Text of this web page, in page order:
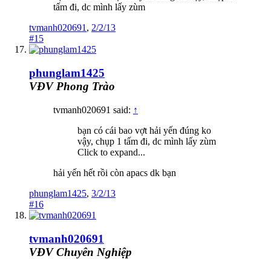
tấm đi, dc mình lấy zùm
tvmanh020691, 2/2/13
#15
phunglam1425
VĐV Phong Trào
tvmanh020691 said: ↑
bạn có cái bao vợt hải yến đúng ko
vậy, chụp 1 tấm đi, dc mình lấy zùm
Click to expand...
hải yến hết rồi còn apacs dk bạn
phunglam1425, 3/2/13
#16
tvmanh020691
VĐV Chuyên Nghiệp